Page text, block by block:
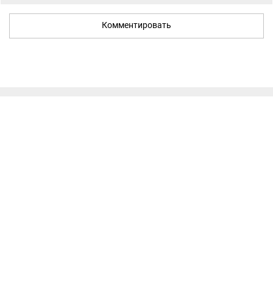
Комментировать